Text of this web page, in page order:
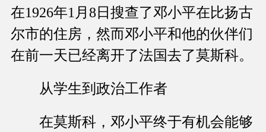
在1926年1月8日搜查了邓小平在比扬古
尔市的住房，然而邓小平和他的伙伴们
在前一天已经离开了法国去了莫斯科。
从学生到政治工作者
在莫斯科，邓小平终于有机会能够